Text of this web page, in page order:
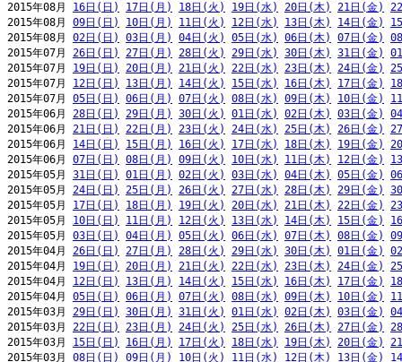
2015年08月 16日(日) 17日(月) 18日(火) 19日(水) 20日(木) 21日(金)
2015年08月 09日(日) 10日(月) 11日(火) 12日(水) 13日(木) 14日(金)
2015年08月 02日(日) 03日(月) 04日(火) 05日(水) 06日(木) 07日(金)
2015年07月 26日(日) 27日(月) 28日(火) 29日(水) 30日(木) 31日(金)
2015年07月 19日(日) 20日(月) 21日(火) 22日(水) 23日(木) 24日(金)
2015年07月 12日(日) 13日(月) 14日(火) 15日(水) 16日(木) 17日(金)
2015年07月 05日(日) 06日(月) 07日(火) 08日(水) 09日(木) 10日(金)
2015年06月 28日(日) 29日(月) 30日(火) 01日(水) 02日(木) 03日(金)
2015年06月 21日(日) 22日(月) 23日(火) 24日(水) 25日(木) 26日(金)
2015年06月 14日(日) 15日(月) 16日(火) 17日(水) 18日(木) 19日(金)
2015年06月 07日(日) 08日(月) 09日(火) 10日(水) 11日(木) 12日(金)
2015年05月 31日(日) 01日(月) 02日(火) 03日(水) 04日(木) 05日(金)
2015年05月 24日(日) 25日(月) 26日(火) 27日(水) 28日(木) 29日(金)
2015年05月 17日(日) 18日(月) 19日(火) 20日(水) 21日(木) 22日(金)
2015年05月 10日(日) 11日(月) 12日(火) 13日(水) 14日(木) 15日(金)
2015年05月 03日(日) 04日(月) 05日(火) 06日(水) 07日(木) 08日(金)
2015年04月 26日(日) 27日(月) 28日(火) 29日(水) 30日(木) 01日(金)
2015年04月 19日(日) 20日(月) 21日(火) 22日(水) 23日(木) 24日(金)
2015年04月 12日(日) 13日(月) 14日(火) 15日(水) 16日(木) 17日(金)
2015年04月 05日(日) 06日(月) 07日(火) 08日(水) 09日(木) 10日(金)
2015年03月 29日(日) 30日(月) 31日(火) 01日(水) 02日(木) 03日(金)
2015年03月 22日(日) 23日(月) 24日(火) 25日(水) 26日(木) 27日(金)
2015年03月 15日(日) 16日(月) 17日(火) 18日(水) 19日(木) 20日(金)
2015年03月 08日(日) 09日(月) 10日(火) 11日(水) 12日(木) 13日(金)